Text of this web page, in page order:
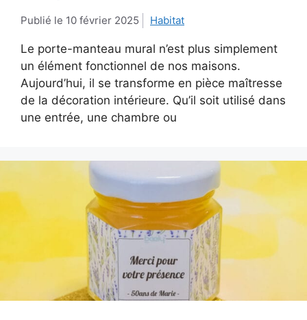
10 février 2025 Habitat
Le porte-manteau mural n’est plus simplement
un élément fonctionnel de nos maisons.
Aujourd’hui, il se transforme en pièce maîtresse
de la décoration intérieure. Qu’il soit utilisé dans
une entrée, une chambre ou